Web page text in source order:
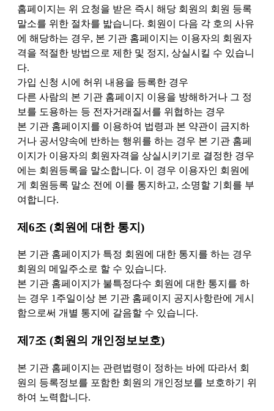
홈페이지는 위 요청을 받은 즉시 해당 회원의 회원 등록
말소를 위한 절차를 밟습니다. 회원이 다음 각 호의 사유
에 해당하는 경우, 본 기관 홈페이지는 이용자의 회원자
격을 적절한 방법으로 제한 및 정지, 상실시킬 수 있습니
다.
가입 신청 시에 허위 내용을 등록한 경우
다른 사람의 본 기관 홈페이지 이용을 방해하거나 그 정
보를 도용하는 등 전자거래질서를 위협하는 경우
본 기관 홈페이지를 이용하여 법령과 본 약관이 금지하
거나 공서양속에 반하는 행위를 하는 경우 본 기관 홈페
이지가 이용자의 회원자격을 상실시키기로 결정한 경우
에는 회원등록을 말소합니다. 이 경우 이용자인 회원에
게 회원등록 말소 전에 이를 통지하고, 소명할 기회를 부
여합니다.
제6조 (회원에 대한 통지)
본 기관 홈페이지가 특정 회원에 대한 통지를 하는 경우
회원의 메일주소로 할 수 있습니다.
본 기관 홈페이지가 불특정다수 회원에 대한 통지를 하
는 경우 1주일이상 본 기관 홈페이지 공지사항란에 게시
함으로써 개별 통지에 갈음할 수 있습니다.
제7조 (회원의 개인정보보호)
본 기관 홈페이지는 관련법령이 정하는 바에 따라서 회
원의 등록정보를 포함한 회원의 개인정보를 보호하기 위
하여 노력합니다.